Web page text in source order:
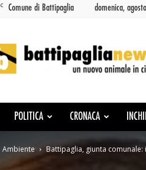
C Comune di Battipaglia domenica,
News
POLITICA CRONACA
Ambiente Battipaglia, giunta comunale: